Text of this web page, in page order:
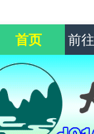
首页 前